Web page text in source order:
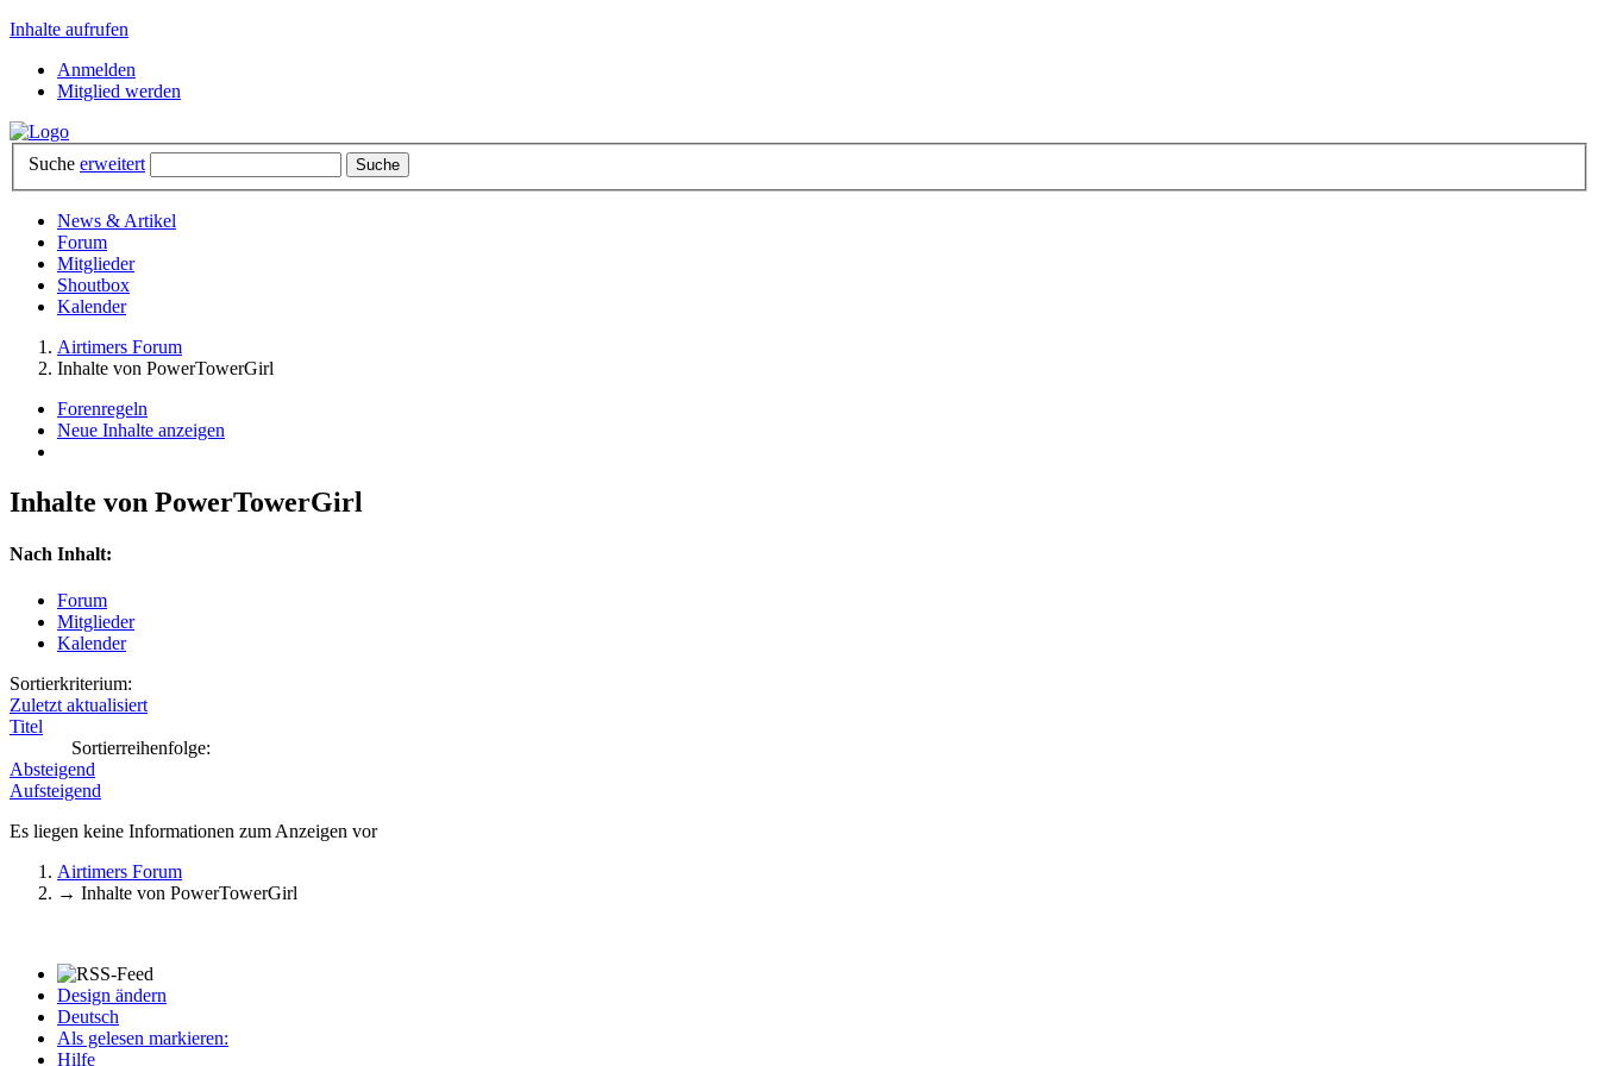
Inhalte aufrufen
Anmelden
Mitglied werden
Suche erweitert
News & Artikel
Forum
Mitglieder
Shoutbox
Kalender
Airtimers Forum
Inhalte von PowerTowerGirl
Forenregeln
Neue Inhalte anzeigen
Inhalte von PowerTowerGirl
Nach Inhalt:
Forum
Mitglieder
Kalender
Sortierkriterium:
Zuletzt aktualisiert
Titel
Sortierreihenfolge:
Absteigend
Aufsteigend
Es liegen keine Informationen zum Anzeigen vor
Airtimers Forum
→ Inhalte von PowerTowerGirl
Design ändern
Deutsch
Als gelesen markieren:
Hilfe